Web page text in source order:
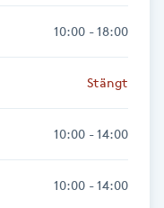
10:00 - 18:00
Stängt
10:00 - 14:00
10:00 - 14:00